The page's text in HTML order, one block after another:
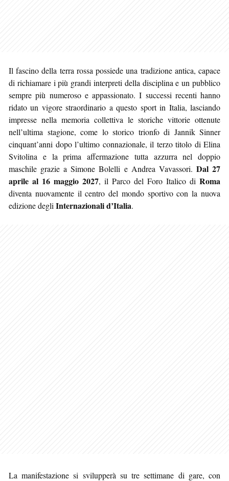
Il fascino della terra rossa possiede una tradizione antica, capace
di richiamare i più grandi interpreti della disciplina e un pubblico
sempre più numeroso e appassionato. I successi recenti hanno
ridato un vigore straordinario a questo sport in Italia, lasciando
impresse nella memoria collettiva le storiche vittorie ottenute
nell’ultima stagione, come lo storico trionfo di Jannik Sinner
cinquant’anni dopo l’ultimo connazionale, il terzo titolo di Elina
Svitolina e la prima affermazione tutta azzurra nel doppio
maschile grazie a Simone Bolelli e Andrea Vavassori. Dal 27
aprile al 16 maggio 2027, il Parco del Foro Italico di Roma
diventa nuovamente il centro del mondo sportivo con la nuova
edizione degli Internazionali d’Italia.
La manifestazione si svilupperà su tre settimane di gare, con